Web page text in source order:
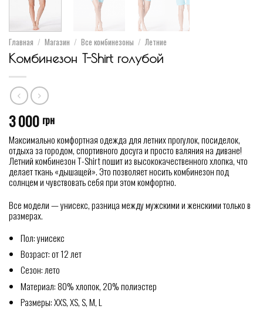
Главная / Магазин / Все комбинезоны / Летние
Комбинезон T-Shirt голубой
3 000 грн
Максимально комфортная одежда для летних прогулок, посиделок,
отдыха за городом, спортивного досуга и просто валяния на диване!
Летний комбинезон T-Shirt пошит из высококачественного хлопка, что
делает ткань «дышащей». Это позволяет носить комбинезон под
солнцем и чувствовать себя при этом комфортно.
Все модели — унисекс, разница между мужскими и женскими только в
размерах.
Пол: унисекс
Возраст: от 12 лет
Сезон: лето
Материал: 80% хлопок, 20% полиэстер
Размеры: XXS, XS, S, M, L